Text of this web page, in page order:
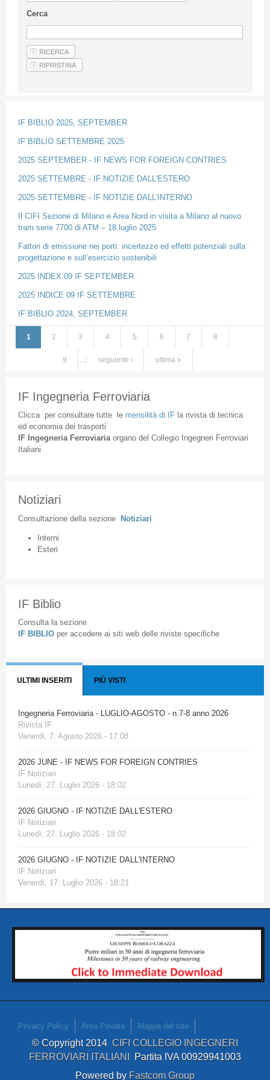
Privacy Policy
Articoli
Cerca
IF BIBLIO 2025, SEPTEMBER
IF BIBLIO SETTEMBRE 2025
2025 SEPTEMBER - IF NEWS FOR FOREIGN CONTRIES
2025 SETTEMBRE - IF NOTIZIE DALL'ESTERO
2025 SETTEMBRE - IF NOTIZIE DALL'INTERNO
Il CIFI Sezione di Milano e Area Nord in visita a Milano al nuovo
tram serie 7700 di ATM – 18 luglio 2025
Fattori di emissione nei porti: incertezze ed effetti potenziali sulla
progettazione e sull’esercizio sostenibili
2025 INDEX 09 IF SEPTEMBER
2025 INDICE 09 IF SETTEMBRE
IF BIBLIO 2024, SEPTEMBER
Pagine
1 2 3 4 5 6 7 8
9 … seguente › ultima »
IF Ingegneria Ferroviaria
Cliccaper consultare tuttele mensilità di IFla rivista di tecnica
ed economia dei trasporti
IF Ingegneria Ferroviaria organodel Collegio Ingegneri Ferroviari
Italiani
Notiziari
Consultazione della sezione Notiziari
Interni
Esteri
IF Biblio
Consulta la sezione
IF BIBLIO per accedere ai siti web delle riviste specifiche
ULTIMI INSERITI PIÙ VISTI
Ingegneria Ferroviaria - LUGLIO-AGOSTO - n.7-8 anno 2026
Rivista IF
Venerdì, 7. Agosto 2026 - 17:08
2026 JUNE - IF NEWS FOR FOREIGN CONTRIES
IF Notiziari
Lunedì, 27. Luglio 2026 - 18:02
2026 GIUGNO - IF NOTIZIE DALL'ESTERO
IF Notiziari
Lunedì, 27. Luglio 2026 - 18:02
2026 GIUGNO - IF NOTIZIE DALL'INTERNO
IF Notiziari
Venerdì, 17. Luglio 2026 - 18:21
Privacy Policy Area Privata Mappa del sito
© Copyright 2014 CIFI COLLEGIO INGEGNERI
FERROVIARI ITALIANI Partita IVA 00929941003
Powered by Fastcom Group